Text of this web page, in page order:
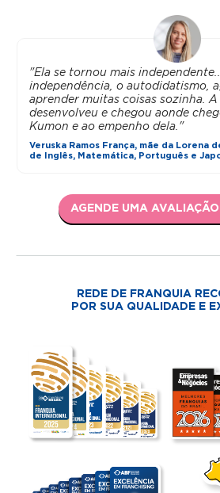
"Ela se tornou mais
independência, o autodidatismo,
aprender muitas coisas sozinha. A
desenvolveu e chegou aonde
Kumon e ao empenho dela."
Veruska Ramos França, mãe da Lorena
de Inglês, Matemática, Português e
AGENDE UMA
REDE DE FRANQUIA
POR SUA QUALIDADE E